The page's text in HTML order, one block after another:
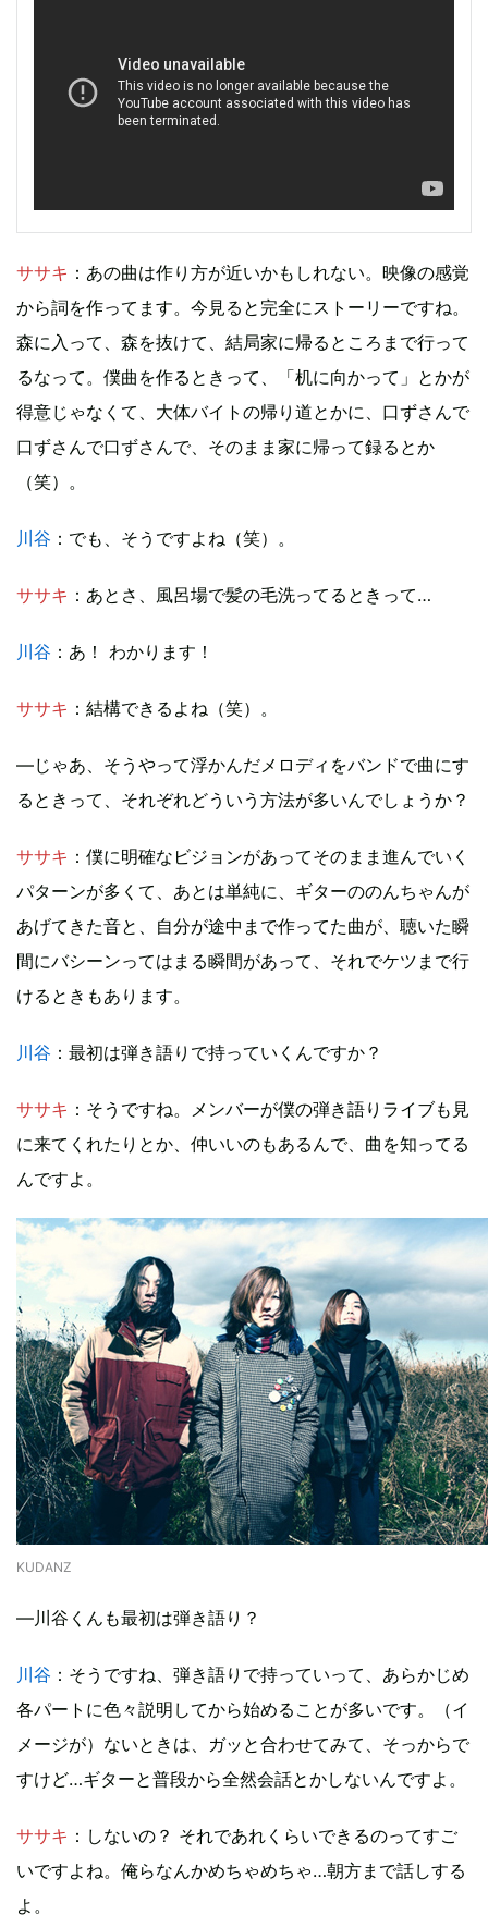
ササキ ：あの曲は作り方が近いかもしれない。映像の感覚
から詞を作ってます。今見ると完全にストーリーですね。
森に入って、森を抜けて、結局家に帰るところまで行って
るなって。僕曲を作るときって、「机に向かって」とかが
得意じゃなくて、大体バイトの帰り道とかに、口ずさんで
口ずさんで口ずさんで、そのまま家に帰って録るとか
（笑）。
川谷 ：でも、そうですよね（笑）。
ササキ ：あとさ、風呂場で髪の毛洗ってるときって…
川谷 ：あ！ わかります！
ササキ ：結構できるよね（笑）。
―じゃあ、そうやって浮かんだメロディをバンドで曲にす
るときって、それぞれどういう方法が多いんでしょうか？
ササキ ：僕に明確なビジョンがあってそのまま進んでいく
パターンが多くて、あとは単純に、ギターののんちゃんが
あげてきた音と、自分が途中まで作ってた曲が、聴いた瞬
間にバシーンってはまる瞬間があって、それでケツまで行
けるときもあります。
川谷 ：最初は弾き語りで持っていくんですか？
ササキ ：そうですね。メンバーが僕の弾き語りライブも見
に来てくれたりとか、仲いいのもあるんで、曲を知ってる
んですよ。
KUDANZ
―川谷くんも最初は弾き語り？
川谷 ：そうですね、弾き語りで持っていって、あらかじめ
各パートに色々説明してから始めることが多いです。（イ
メージが）ないときは、ガッと合わせてみて、そっからで
すけど…ギターと普段から全然会話とかしないんですよ。
ササキ ：しないの？ それであれくらいできるのってすご
いですよね。俺らなんかめちゃめちゃ…朝方まで話しする
よ。